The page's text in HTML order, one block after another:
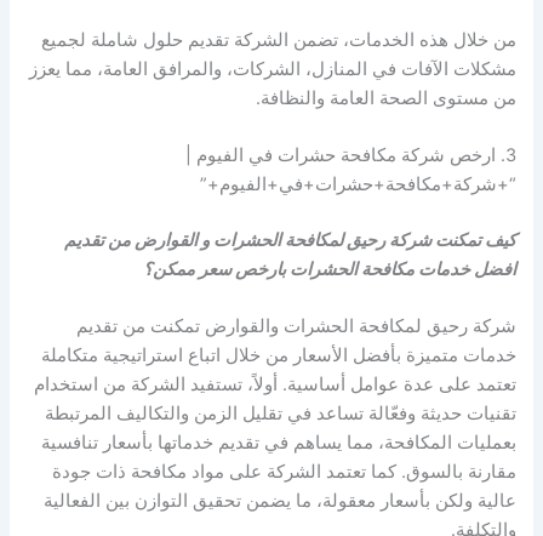
من خلال هذه الخدمات، تضمن الشركة تقديم حلول شاملة لجميع
مشكلات الآفات في المنازل، الشركات، والمرافق العامة، مما يعزز
من مستوى الصحة العامة والنظافة.
3. ارخص شركة مكافحة حشرات في الفيوم |
“+شركة+مكافحة+حشرات+في+الفيوم+”
كيف تمكنت شركة رحيق لمكافحة الحشرات و القوارض من تقديم
افضل خدمات مكافحة الحشرات بارخص سعر ممكن؟
شركة رحيق لمكافحة الحشرات والقوارض تمكنت من تقديم
خدمات متميزة بأفضل الأسعار من خلال اتباع استراتيجية متكاملة
تعتمد على عدة عوامل أساسية. أولاً، تستفيد الشركة من استخدام
تقنيات حديثة وفعّالة تساعد في تقليل الزمن والتكاليف المرتبطة
بعمليات المكافحة، مما يساهم في تقديم خدماتها بأسعار تنافسية
مقارنة بالسوق. كما تعتمد الشركة على مواد مكافحة ذات جودة
عالية ولكن بأسعار معقولة، ما يضمن تحقيق التوازن بين الفعالية
والتكلفة.